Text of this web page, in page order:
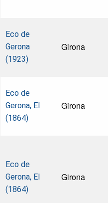
Eco de
Gerona
(1923)
Girona
Eco de
Gerona, El
(1864)
Girona
Eco de
Gerona, El
(1864)
Girona